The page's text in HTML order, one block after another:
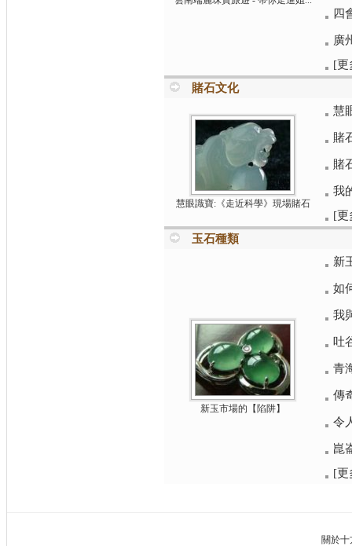
四
廣
[更
賭石文化
慧眼識寶:《走近科學》現場賭石
慧
賭
賭
我
[更
玉石種類
新玉市場的【陷阱】
新
如
我
吐
青
傳
令
崑
[更
關於